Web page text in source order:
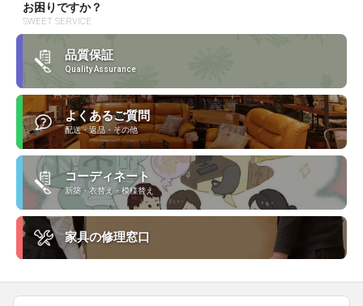
お困りですか？
SWEET SERVICE
品質保証
Quality Assurance
よくあるご質問
配送・返品・その他
コーディネート
新築・衣替え・模様替え
家具の修理窓口